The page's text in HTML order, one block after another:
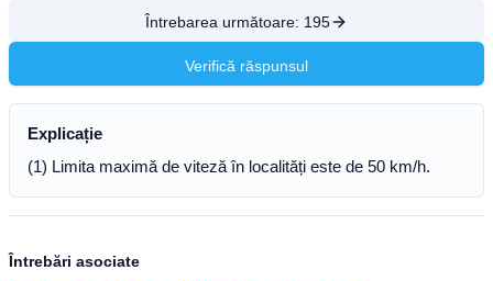
Întrebarea următoare: 195
Verifică răspunsul
Explicație
(1) Limita maximă de viteză în localități este de 50 km/h.
Întrebări asociate